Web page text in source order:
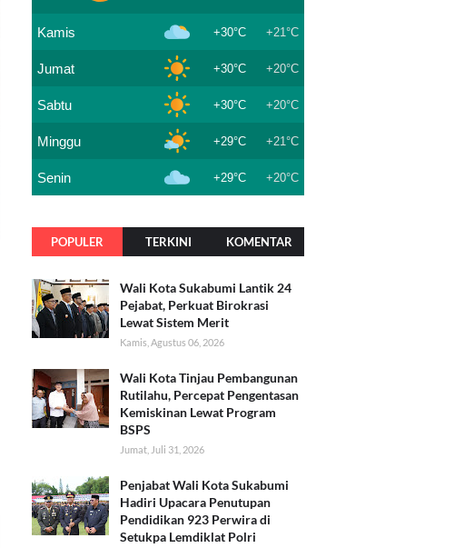
Kamis +30°C +21°C
Jumat +30°C +20°C
Sabtu +30°C +20°C
Minggu +29°C +21°C
Senin +29°C +20°C
POPULER TERKINI KOMENTAR
Wali Kota Sukabumi Lantik 24
Pejabat, Perkuat Birokrasi
Lewat Sistem Merit
Kamis, Agustus 06, 2026
Wali Kota Tinjau Pembangunan
Rutilahu, Percepat Pengentasan
Kemiskinan Lewat Program
BSPS
Jumat, Juli 31, 2026
Penjabat Wali Kota Sukabumi
Hadiri Upacara Penutupan
Pendidikan 923 Perwira di
Setukpa Lemdiklat Polri